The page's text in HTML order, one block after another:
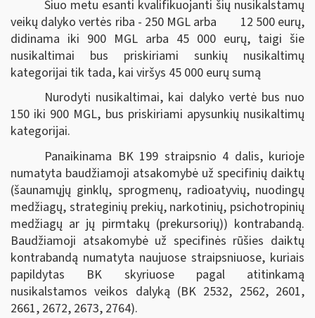
Šiuo metu esanti kvalifikuojanti šių nusikalstamų
veikų dalyko vertės riba - 250 MGL arba 12 500 eurų,
didinama iki 900 MGL arba 45 000 eurų, taigi šie
nusikaltimai bus priskiriami sunkių nusikaltimų
kategorijai tik tada, kai viršys 45 000 eurų sumą
Nurodyti nusikaltimai, kai dalyko vertė bus nuo
150 iki 900 MGL, bus priskiriami apysunkių nusikaltimų
kategorijai.
Panaikinama BK 199 straipsnio 4 dalis, kurioje
numatyta baudžiamoji atsakomybė už specifinių daiktų
(šaunamųjų ginklų, sprogmenų, radioatyvių, nuodingų
medžiagų, strateginių prekių, narkotinių, psichotropinių
medžiagų ar jų pirmtakų (prekursorių)) kontrabandą.
Baudžiamoji atsakomybė už specifinės rūšies daiktų
kontrabandą numatyta naujuose straipsniuose, kuriais
papildytas BK skyriuose pagal atitinkamą
nusikalstamos veikos dalyką (BK 2532, 2562, 2601,
2661, 2672, 2673, 2764).